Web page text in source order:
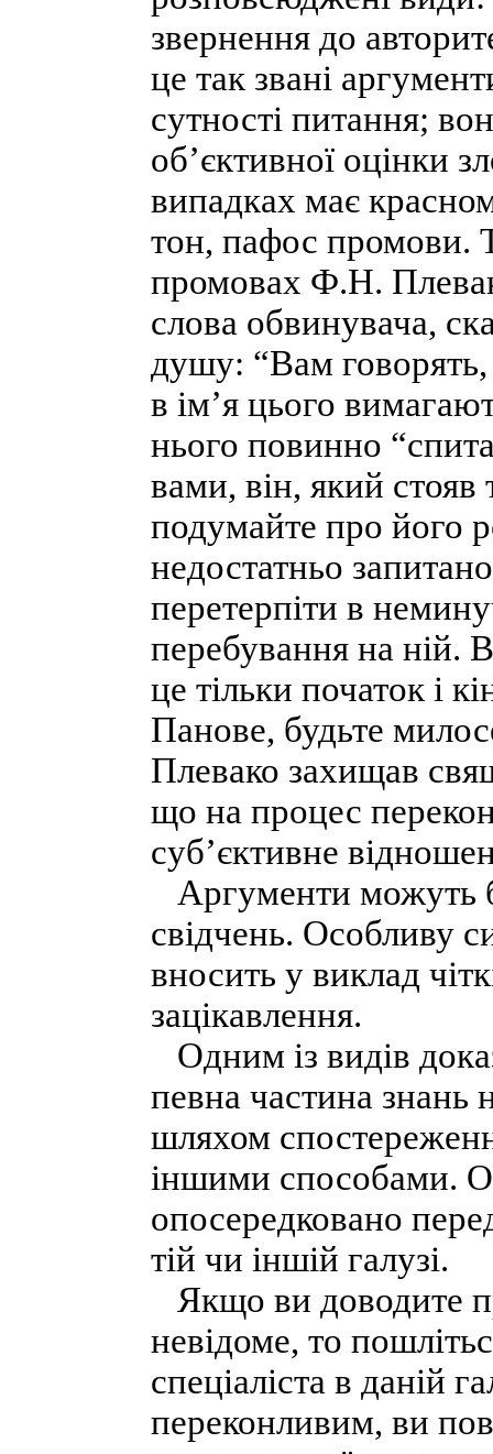
звернення до
це так звані
сутності питання;
об’єктивної оцінки
випадках має
тон, пафос промови.
промовах Ф.Н.
слова обвинувача,
душу: “Вам говорять,
в ім’я цього
нього повинно
вами, він, який стояв
подумайте про його
недостатньо
перетерпіти в
перебування на ній.
це тільки початок і
Панове, будьте
Плевако захищав
що на процес
суб’єктивне
Аргументи можуть
свідчень. Особливу
вносить у виклад
зацікавлення.
Одним із видів
певна частина знань
шляхом
іншими способами.
опосередковано
тій чи іншій галузі.
Якщо ви доводите
невідоме, то
спеціаліста в даній
переконливим, ви